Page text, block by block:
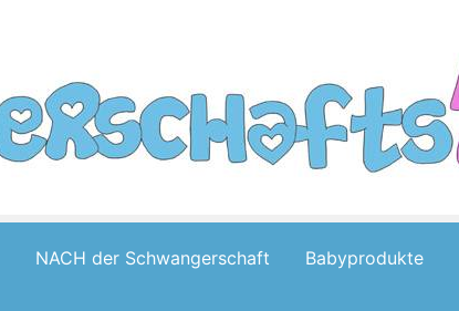
NACH der Schwangerschaft Babyprodukte